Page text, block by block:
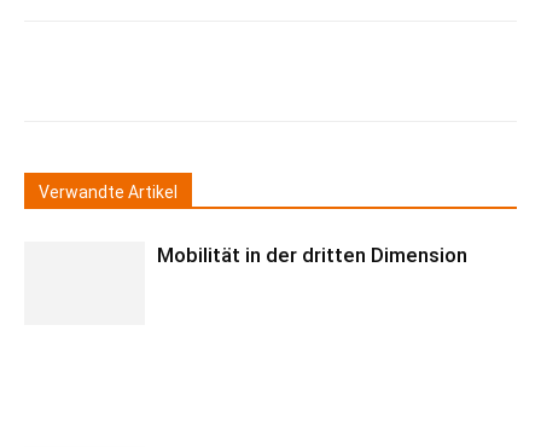
Verwandte Artikel
Mobilität in der dritten Dimension